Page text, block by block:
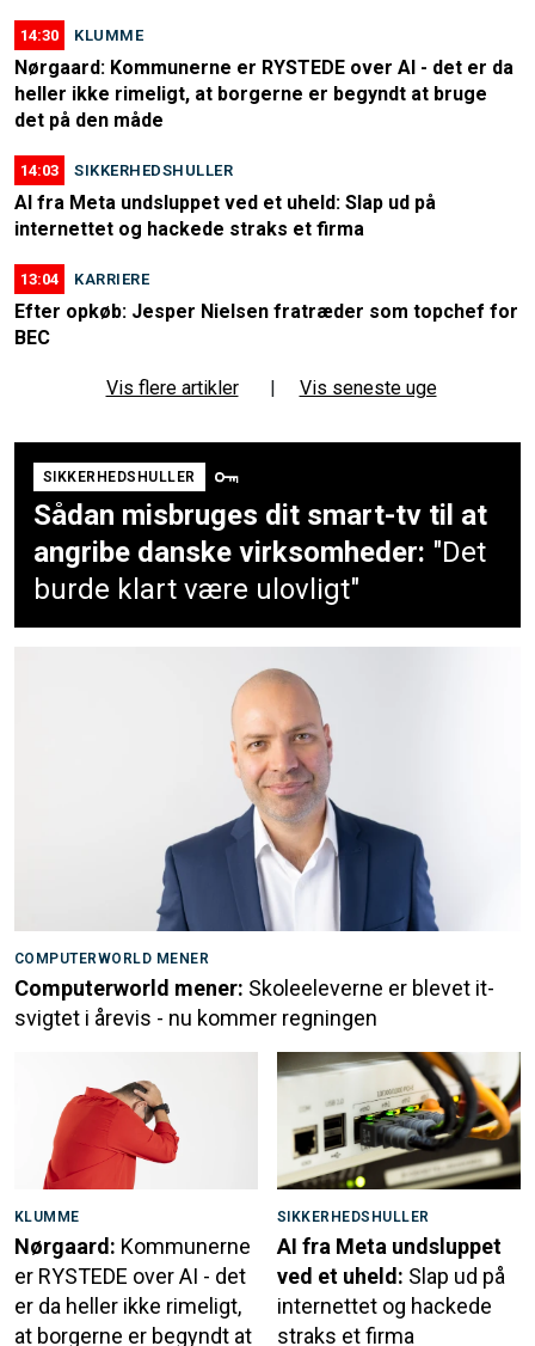
14:30 KLUMME
Nørgaard: Kommunerne er RYSTEDE over AI - det er da
heller ikke rimeligt, at borgerne er begyndt at bruge
det på den måde
14:03 SIKKERHEDSHULLER
AI fra Meta undsluppet ved et uheld: Slap ud på
internettet og hackede straks et firma
13:04 KARRIERE
Efter opkøb: Jesper Nielsen fratræder som topchef for
BEC
Vis flere artikler Vis seneste uge
SIKKERHEDSHULLER
Sådan misbruges dit smart-tv til at
angribe danske virksomheder: "Det
burde klart være ulovligt"
COMPUTERWORLD MENER
Computerworld mener: Skoleeleverne er blevet it-
svigtet i årevis - nu kommer regningen
KLUMME
Nørgaard: Kommunerne
er RYSTEDE over AI - det
er da heller ikke rimeligt,
at borgerne er begyndt at
SIKKERHEDSHULLER
AI fra Meta undsluppet
ved et uheld: Slap ud på
internettet og hackede
straks et firma